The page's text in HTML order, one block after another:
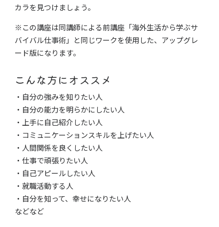
カラを見つけましょう。
※この講座は同講師による前講座「海外生活から学ぶサ
バイバル仕事術」と同じワークを使用した、アップグレ
ード版になります。
こんな方にオススメ
・自分の強みを知りたい人
・自分の能力を明らかにしたい人
・上手に自己紹介したい人
・コミュニケーションスキルを上げたい人
・人間関係を良くしたい人
・仕事で頑張りたい人
・自己アピールしたい人
・就職活動する人
・自分を知って、幸せになりたい人
などなど